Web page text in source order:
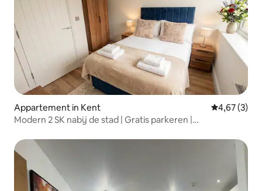
Appartement in Kent
4,67 (3)
Modern 2 SK nabij de stad | Gratis parkeren |